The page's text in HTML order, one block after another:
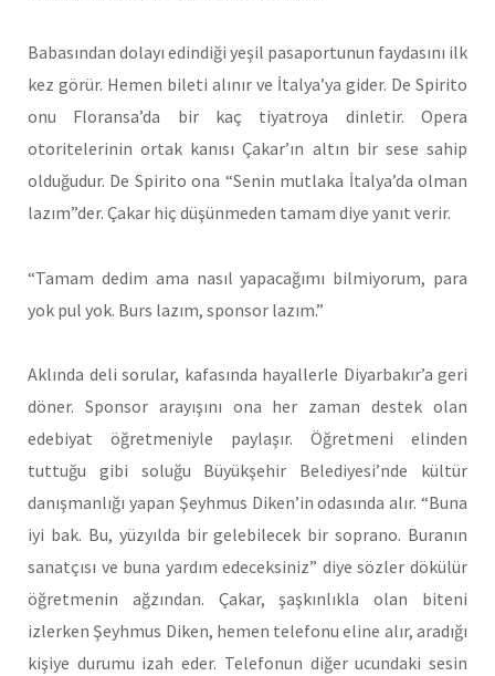
Babasından dolayı edindiği yeşil pasaportunun faydasını ilk
kez görür. Hemen bileti alınır ve İtalya’ya gider. De Spirito
onu Floransa’da bir kaç tiyatroya dinletir. Opera
otoritelerinin ortak kanısı Çakar’ın altın bir sese sahip
olduğudur. De Spirito ona “Senin mutlaka İtalya’da olman
lazım”der. Çakar hiç düşünmeden tamam diye yanıt verir.
“Tamam dedim ama nasıl yapacağımı bilmiyorum, para
yok pul yok. Burs lazım, sponsor lazım.”
Aklında deli sorular, kafasında hayallerle Diyarbakır’a geri
döner. Sponsor arayışını ona her zaman destek olan
edebiyat öğretmeniyle paylaşır. Öğretmeni elinden
tuttuğu gibi soluğu Büyükşehir Belediyesi’nde kültür
danışmanlığı yapan Şeyhmus Diken’in odasında alır. “Buna
iyi bak. Bu, yüzyılda bir gelebilecek bir soprano. Buranın
sanatçısı ve buna yardım edeceksiniz” diye sözler dökülür
öğretmenin ağzından. Çakar, şaşkınlıkla olan biteni
izlerken Şeyhmus Diken, hemen telefonu eline alır, aradığı
kişiye durumu izah eder. Telefonun diğer ucundaki sesin